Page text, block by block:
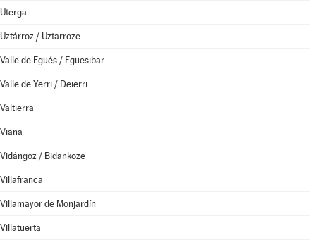
Uterga
Uztárroz / Uztarroze
Valle de Egüés / Eguesibar
Valle de Yerri / Deierri
Valtierra
Viana
Vidángoz / Bidankoze
Villafranca
Villamayor de Monjardín
Villatuerta